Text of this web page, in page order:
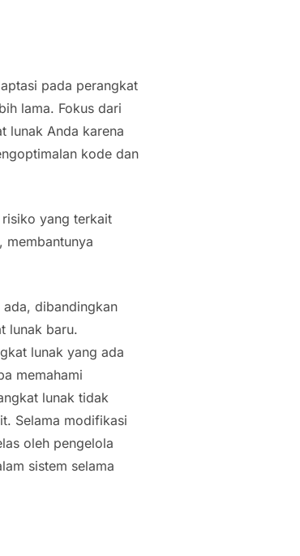
pada perangkat
lama. Fokus dari
lunak Anda karena
kode dan
yang terkait
membantunya
ada, dibandingkan
lunak baru.
lunak yang ada
memahami
lunak tidak
Selama modifikasi
oleh pengelola
sistem selama